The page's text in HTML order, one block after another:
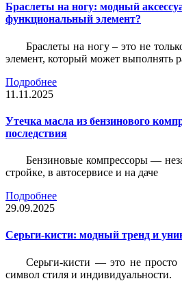
Браслеты на ногу: модный
функциональный элемент?
Браслеты на ногу – это не
элемент, который может выполнять
Подробнее
11.11.2025
Утечка масла из бензинового
последствия
Бензиновые компрессоры —
стройке, в автосервисе и на даче
Подробнее
29.09.2025
Серьги-кисти: модный тренд и
Серьги-кисти — это не просто
символ стиля и индивидуальности.